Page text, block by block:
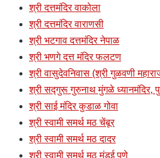
श्री दत्तमंदिर वाकोला
श्री दत्तमंदिर वाराणसी
श्री भटगाव दत्तमंदिर नेपाळ
श्री भणगे दत्त मंदिर फलटण
श्री वासुदेवनिवास (श्री गुळवणी
श्री सद्गुरू गुरुनाथ मुंगळे ध्यानमंदिर,
श्री साई मंदिर कुडाळ गोवा
श्री स्वामी समर्थ मठ चेंबूर
श्री स्वामी समर्थ मठ दादर
श्री स्वामी समर्थ मठ मंडई पुणे